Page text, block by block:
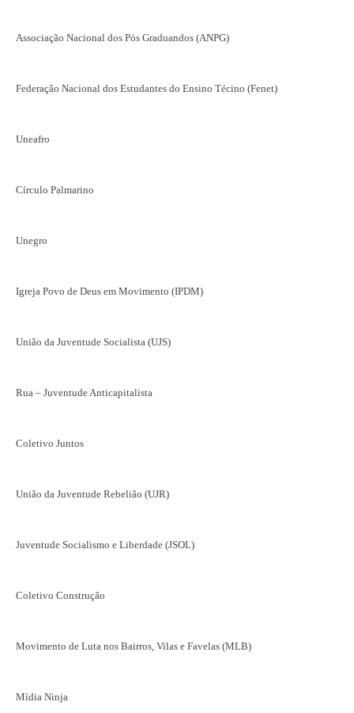
Associação Nacional dos Pós Graduandos (ANPG)
Federação Nacional dos Estudantes do Ensino Técino (Fenet)
Uneafro
Círculo Palmarino
Unegro
Igreja Povo de Deus em Movimento (IPDM)
União da Juventude Socialista (UJS)
Rua – Juventude Anticapitalista
Coletivo Juntos
União da Juventude Rebelião (UJR)
Juventude Socialismo e Liberdade (JSOL)
Coletivo Construção
Movimento de Luta nos Bairros, Vilas e Favelas (MLB)
Mídia Ninja